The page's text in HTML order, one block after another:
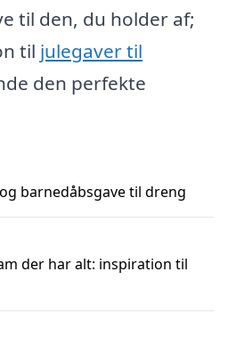
til den, du holder af;
til julegaver til
den perfekte
barnedåbsgave til dreng
der har alt: inspiration til